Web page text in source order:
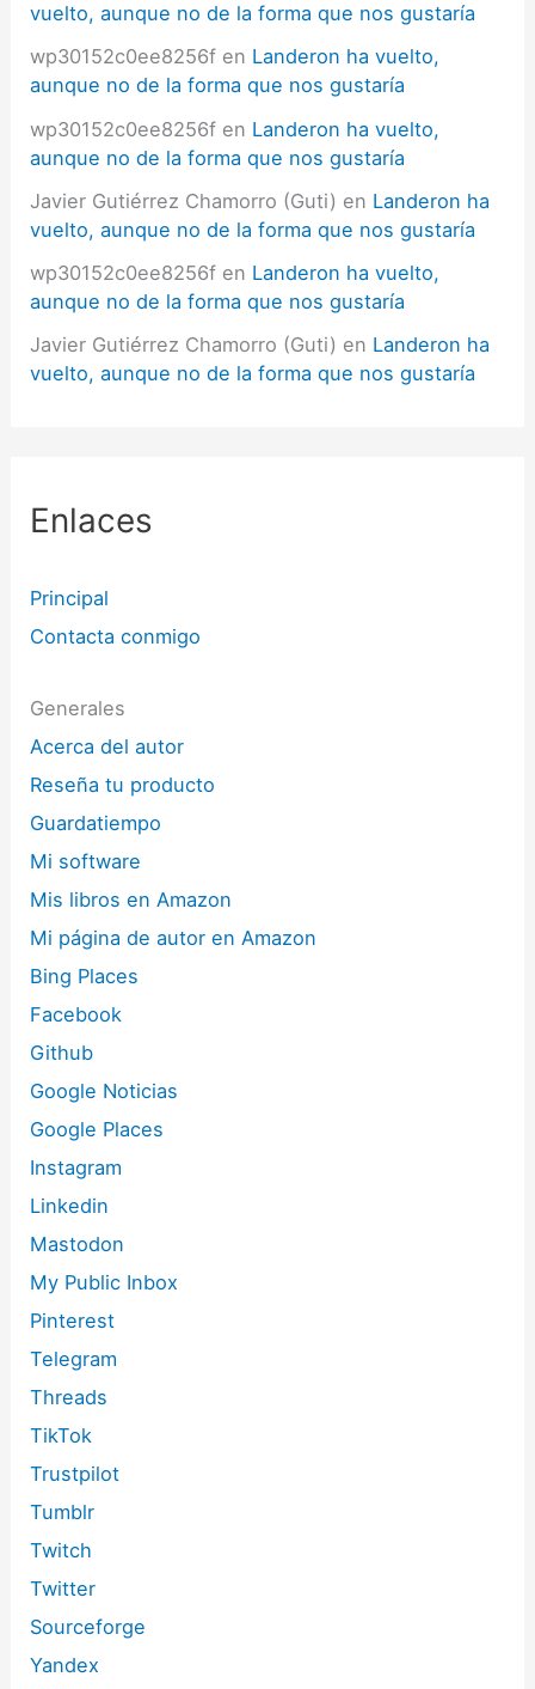
vuelto, aunque no de la forma que nos gustaría
wp30152c0ee8256f en Landeron ha vuelto,
aunque no de la forma que nos gustaría
wp30152c0ee8256f en Landeron ha vuelto,
aunque no de la forma que nos gustaría
Javier Gutiérrez Chamorro (Guti) en Landeron ha
vuelto, aunque no de la forma que nos gustaría
wp30152c0ee8256f en Landeron ha vuelto,
aunque no de la forma que nos gustaría
Javier Gutiérrez Chamorro (Guti) en Landeron ha
vuelto, aunque no de la forma que nos gustaría
Enlaces
Principal
Contacta conmigo
Generales
Acerca del autor
Reseña tu producto
Guardatiempo
Mi software
Mis libros en Amazon
Mi página de autor en Amazon
Bing Places
Facebook
Github
Google Noticias
Google Places
Instagram
Linkedin
Mastodon
My Public Inbox
Pinterest
Telegram
Threads
TikTok
Trustpilot
Tumblr
Twitch
Twitter
Sourceforge
Yandex